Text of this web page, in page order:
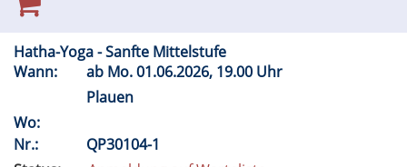
Hatha-Yoga - Sanfte Mittelstufe
Wann:
ab Mo.01.06.2026, 19.00 Uhr
Plauen
Wo:
Nr.:
QP30104-1